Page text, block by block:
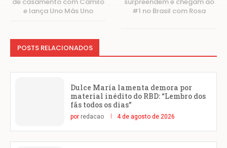
e lança Uno Más Uno
#1 no Brasil com Rosa
POSTS RELACIONADOS
Dulce María lamenta demora por
material inédito do RBD: “Lembro dos
fãs todos os dias”
por redacao 4 de agosto de 2026